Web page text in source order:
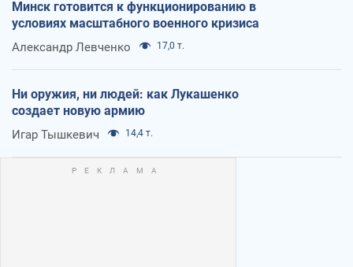
Минск готовится к функционированию в
условиях масштабного военного кризиса
Александр Левченко 17,0 т.
Ни оружия, ни людей: как Лукашенко
создает новую армию
Игар Тышкевич 14,4 т.